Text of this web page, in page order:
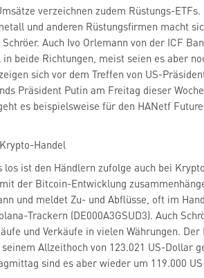
verzeichnen zudem Rüstungs-
und anderen Rüstungsfirmen macht
Auch Ivo Orlemann von der ICF
in beide Richtungen, meist seien es aber
sich vor dem Treffen von US-
Präsident Putin am Freitag dieser
es beispielsweise für den HANetf
Handel
los ist den Händlern zufolge auch bei
der Bitcoin-Entwicklung
und meldet Zu- und Abflüsse, oft im
Trackern (DE000A3GSUD3). Auch
und Verkäufe in vielen Währungen.
Allzeithoch von 123.021 US-Dollar
sind es aber wieder um 119.000